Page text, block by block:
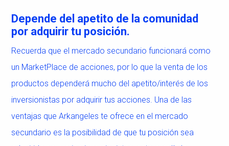
Depende del apetito de la comunidad
por adquirir tu posición.
Recuerda que el mercado secundario funcionará como
un MarketPlace de acciones, por lo que la venta de los
productos dependerá mucho del apetito/interés de los
inversionistas por adquirir tus acciones. Una de las
ventajas que Arkangeles te ofrece en el mercado
secundario es la posibilidad de que tu posición sea